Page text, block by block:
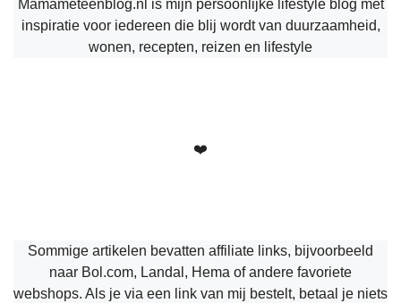
Mamameteenblog.nl is mijn persoonlijke lifestyle blog met
inspiratie voor iedereen die blij wordt van duurzaamheid,
wonen, recepten, reizen en lifestyle
❤️
Sommige artikelen bevatten affiliate links, bijvoorbeeld
naar Bol.com, Landal, Hema of andere favoriete
webshops. Als je via een link van mij bestelt, betaal je niets